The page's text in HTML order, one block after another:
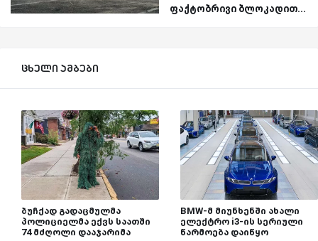
ფაქტობრივი ბლოკადით...
ცხელი ამბები
ბუჩქად გადაცმულმა
პოლიციელმა ექვს საათში
74 მძღოლი დააჯარიმა
BMW-მ მიუნხენში ახალი
ელექტრო i3-ის სერიული
წარმოება დაიწყო